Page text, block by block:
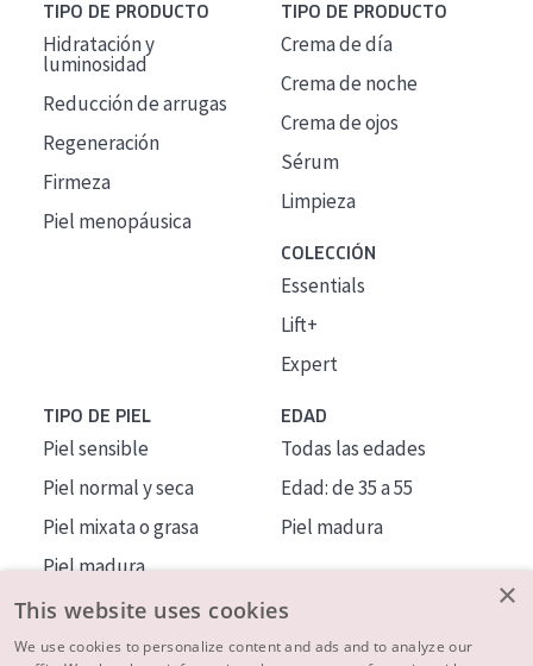
TIPO DE PRODUCTO
Hidratación y
luminosidad
Reducción de arrugas
Regeneración
Firmeza
Piel menopáusica
TIPO DE PRODUCTO
Crema de día
Crema de noche
Crema de ojos
Sérum
Limpieza
COLECCIÓN
Essentials
Lift+
Expert
TIPO DE PIEL
Piel sensible
Piel normal y seca
Piel mixata o grasa
Piel madura
Piel expuesta al sol
Piel menopáusica
EDAD
Todas las edades
Edad: de 35 a 55
Piel madura
×
This website uses cookies
We use cookies to personalize content and ads and to analyze our